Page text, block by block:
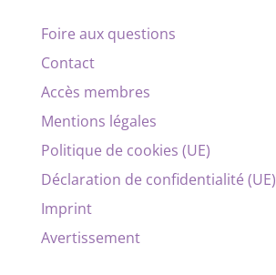
Foire aux questions
Contact
Accès membres
Mentions légales
Politique de cookies (UE)
Déclaration de confidentialité (UE)
Imprint
Avertissement